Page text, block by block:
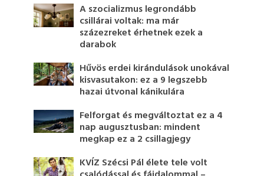
A szocializmus legrondább
csillárai voltak: ma már
százezreket érhetnek ezek a
darabok
Hűvös erdei kirándulások unokával
kisvasutakon: ez a 9 legszebb
hazai útvonal kánikulára
Felforgat és megváltoztat ez a 4
nap augusztusban: mindent
megkap ez a 2 csillagjegy
KVÍZ Szécsi Pál élete tele volt